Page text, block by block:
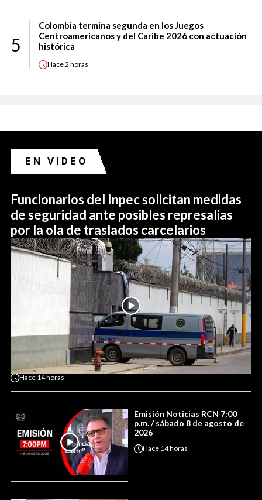
5
Colombia termina segunda en los Juegos
Centroamericanos y del Caribe 2026 con actuación
histórica
Hace2 horas
EN VIDEO
Funcionarios del Inpec solicitan medidas
de seguridad ante posibles represalias
por la ola de traslados carcelarios
Hace 14 horas
Emisión Noticias RCN 7:00
p.m. / sábado 8 de agosto de
2026
Hace 14 horas